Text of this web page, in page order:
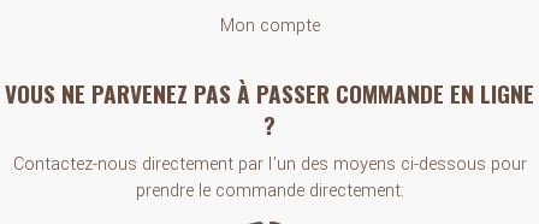
Mon compte
VOUS NE PARVENEZ PAS À PASSER COMMANDE EN LIGNE
?
Contactez-nous directement par l'un des moyens ci-dessous pour
prendre le commande directement.